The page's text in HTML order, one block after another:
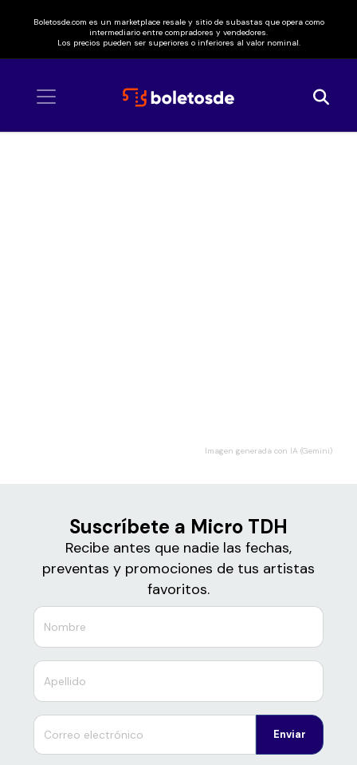
Boletosde.com es un marketplace resale y sitio de subastas que opera como
intermediario entre compradores y vendedores.
Los precios pueden ser superiores o inferiores al valor nominal.
Imagen generada con IA (Gemini)
Suscríbete a Micro TDH
Recibe antes que nadie las fechas,
preventas y promociones de tus artistas
favoritos.
Enviar